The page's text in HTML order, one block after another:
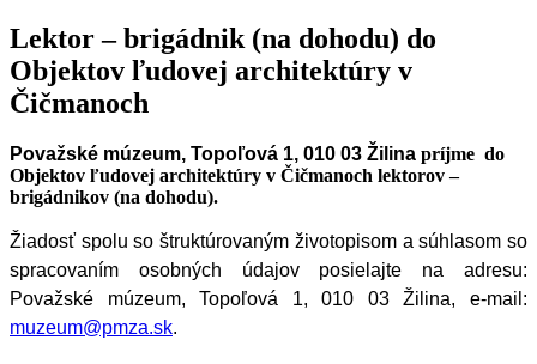
Lektor – brigádnik (na dohodu) do
Objektov ľudovej architektúry v
Čičmanoch
Považské múzeum, Topoľová 1, 010 03 Žilina príjme do
Objektov ľudovej architektúry v Čičmanoch lektorov –
brigádnikov (na dohodu).
Žiadosť spolu so štruktúrovaným životopisom a súhlasom so
spracovaním osobných údajov posielajte na adresu:
Považské múzeum, Topoľová 1, 010 03 Žilina, e-mail:
muzeum@pmza.sk.